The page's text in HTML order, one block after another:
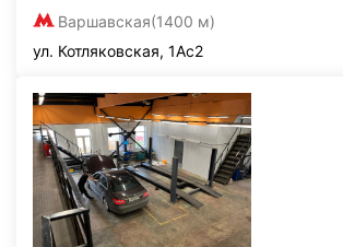
Варшавская(1400 м)
ул. Котляковская, 1Ас2